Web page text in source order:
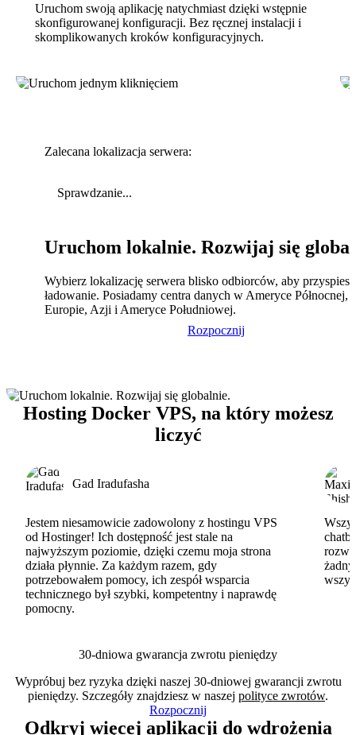
Uruchom swoją aplikację natychmiast dzięki wstępnie
skonfigurowanej konfiguracji. Bez ręcznej instalacji i
skomplikowanych kroków konfiguracyjnych.
Zalecana lokalizacja serwera:
Sprawdzanie...
Uruchom lokalnie. Rozwijaj się
Wybierz lokalizację serwera blisko odbiorców, aby
ładowanie. Posiadamy centra danych w Ameryce Północnej,
Europie, Azji i Ameryce Południowej.
Rozpocznij
Hosting Docker VPS, na który możesz
liczyć
Gad Iradufasha
Jestem niesamowicie zadowolony z hostingu VPS
od Hostinger! Ich dostępność jest stale na
najwyższym poziomie, dzięki czemu moja strona
działa płynnie. Za każdym razem, gdy
potrzebowałem pomocy, ich zespół wsparcia
technicznego był szybki, kompetentny i naprawdę
pomocny.
30-dniowa gwarancja zwrotu pieniędzy
Wypróbuj bez ryzyka dzięki naszej 30-dniowej gwarancji zwrotu
pieniędzy. Szczegóły znajdziesz w naszej polityce zwrotów.
Rozpocznij
Odkryj więcej aplikacji do wdrożenia